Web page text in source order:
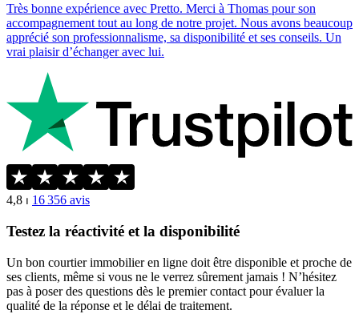
Très bonne expérience avec Pretto. Merci à Thomas pour son
accompagnement tout au long de notre projet. Nous avons beaucoup
apprécié son professionnalisme, sa disponibilité et ses conseils. Un
vrai plaisir d’échanger avec lui.
4,8 ⏐ 16 356 avis
Testez la réactivité et la disponibilité
Un bon courtier immobilier en ligne doit être disponible et proche de
ses clients, même si vous ne le verrez sûrement jamais ! N’hésitez
pas à poser des questions dès le premier contact pour évaluer la
qualité de la réponse et le délai de traitement.